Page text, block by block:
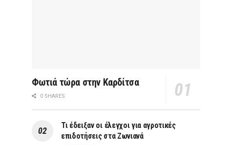
Φωτιά τώρα στην Καρδίτσα
0 SHARES
Τι έδειξαν οι έλεγχοι για αγροτικές
επιδοτήσεις στα Ζωνιανά